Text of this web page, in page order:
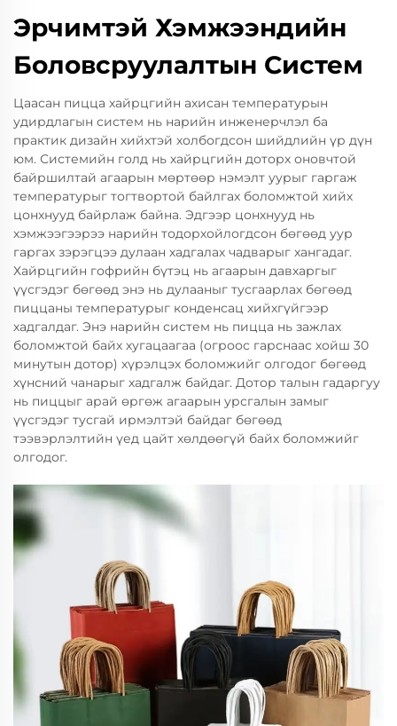
Эрчимтэй Хэмжээндийн
Боловсруулалтын Систем
Цаасан пицца хайрцгийн ахисан температурын
удирдлагын систем нь нарийн инженерчлэл ба
практик дизайн хийхтэй холбогдсон шийдлийн үр дүн
юм. Системийн голд нь хайрцгийн доторх оновчтой
байршилтай агаарын мөртөөр нэмэлт уурыг гаргаж
температурыг тогтвортой байлгах боломжтой хийх
цонхнууд байрлаж байна. Эдгээр цонхнууд нь
хэмжээгээрээ нарийн тодорхойлогдсон бөгөөд уур
гаргах зэрэгцээ дулаан хадгалах чадварыг хангадаг.
Хайрцгийн гофрийн бүтэц нь агаарын давхаргыг
үүсгэдэг бөгөөд энэ нь дулааныг тусгаарлах бөгөөд
пиццаны температурыг конденсац хийхгүйгээр
хадгалдаг. Энэ нарийн систем нь пицца нь зажлах
боломжтой байх хугацаагаа (огроос гарснаас хойш 30
минутын дотор) хүрэлцэх боломжийг олгодог бөгөөд
хүнсний чанарыг хадгалж байдаг. Дотор талын гадаргуу
нь пиццыг арай өргөж агаарын урсгалын замыг
үүсгэдэг тусгай ирмэлтэй байдаг бөгөөд
тээвэрлэлтийн үед цайт хөлдөөгүй байх боломжийг
олгодог.